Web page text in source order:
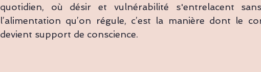
quotidien, où désir et vulnérabilité s'entrelacent
l’alimentation qu’on régule, c’est la manière dont le
devient support de conscience.